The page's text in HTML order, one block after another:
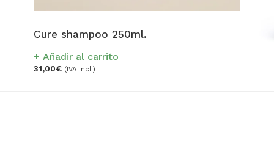
Cure shampoo 250ml.
Añadir al carrito
31,00€ (IVA incl.)